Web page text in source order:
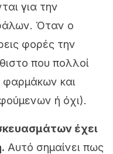
για την
Όταν ο
φορές την
που πολλοί
και
ή όχι).
έχει
Αυτό σημαίνει πως